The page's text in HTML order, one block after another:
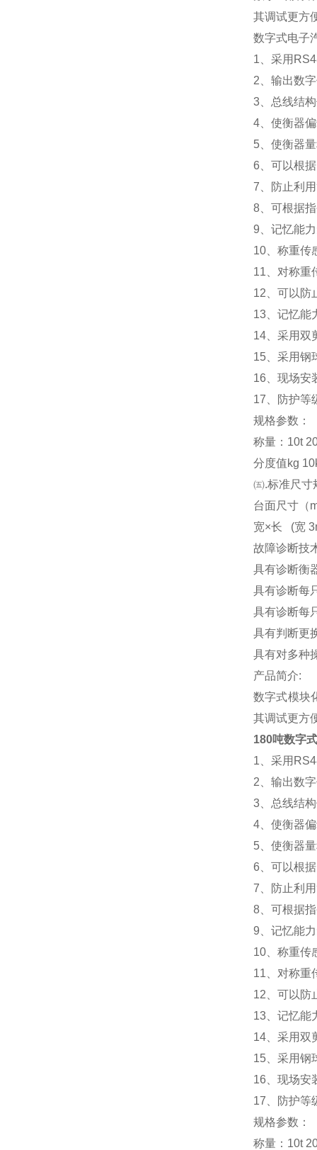
其调试更方
数字式电子
1 、采用
2 、输出数
3 、总线结
4 、使衡器
5 、使衡器
6 、可以根
7 、防止利
8 、可根据
9 、记忆能
10 、称重
11 、对称
12 、可以
13 、记忆
14 、采用
15 、采用
16 、现场
17 、防护
规格参数：
称量：10t
分度值kg
㈤.标准尺寸
台面尺寸（
宽×长 (宽
故障诊断技
具有诊断衡
具有诊断每
具有诊断每
具有判断更
具有对多种
产品简介:
数字式模块
其调试更方
180吨数字
1 、采用
2 、输出数
3 、总线结
4 、使衡器
5 、使衡器
6 、可以根
7 、防止利
8 、可根据
9 、记忆能
10 、称重
11 、对称
12 、可以
13 、记忆
14 、采用
15 、采用
16 、现场
17 、防护
规格参数：
称量：10t